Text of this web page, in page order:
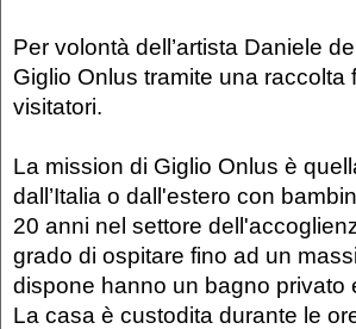
Per volontà dell’artista Daniele
Giglio Onlus tramite una
visitatori.
La mission di Giglio Onlus è
dall’Italia o dall'estero con
20 anni nel settore
grado di ospitare fino ad un
dispone hanno un bagno
La casa è custodita durante le